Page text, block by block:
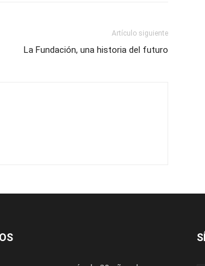
Artículo siguiente
La Fundación, una historia del futuro